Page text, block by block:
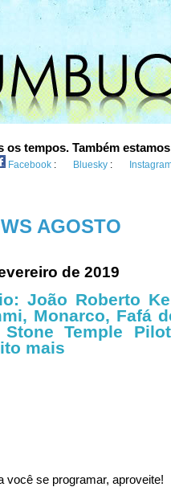
tempos. Também
Facebook : Bluesky :
AGOSTO
de 2019
João Roberto
Monarco, Fafá
Temple
mais
você se programar, aproveite!